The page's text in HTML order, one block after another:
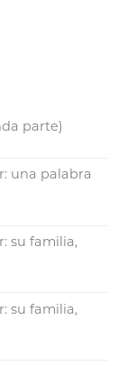
parte)
una palabra
su familia,
su familia,